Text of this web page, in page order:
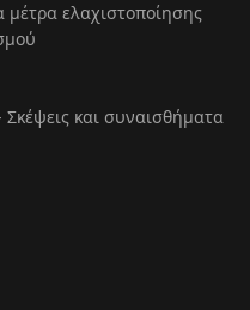
ελαχιστοποίησης
και συναισθήματα